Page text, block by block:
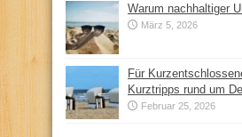
Warum nachhaltiger
März 5, 2026
Für
Kurztripps rund um
Februar 25, 2026